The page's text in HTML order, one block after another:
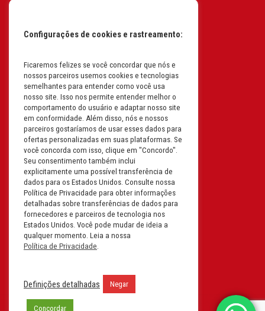
I.E: 382.096.357.1147
Filial: Av. Odila Chaves Rodrigues,
1277
Parque industrial RM - Condomínio
Therapark - Jundiaí - São Paulo
CEP: 13.213-087 | CNPJ:
61.193.496/0018-08
I.E: 407.642.800.114
Filial: Rua em Projeto G, 728 – Letra A
B C D
Tabuleiro do Martins – Maceió -
Alagoas
CEP. 57081-036 | CNPJ:
61.193.496/0014-76
Filial: Mavalerio, USA Inc.
11990 N Lakeridge Pkwy
Configurações de cookies e rastreamento:
Ficaremos felizes se você concordar que nós e
nossos parceiros usemos cookies e tecnologias
semelhantes para entender como você usa
nosso site. Isso nos permite entender melhor o
comportamento do usuário e adaptar nosso site
em conformidade. Além disso, nós e nossos
parceiros gostaríamos de usar esses dados para
ofertas personalizadas em suas plataformas. Se
você concorda com isso, clique em "Concordo".
Seu consentimento também inclui
explicitamente uma possível transferência de
dados para os Estados Unidos. Consulte nossa
Política de Privacidade para obter informações
detalhadas sobre transferências de dados para
fornecedores e parceiros de tecnologia nos
Estados Unidos. Você pode mudar de ideia a
qualquer momento. Leia a nossa
Política de Privacidade.
Definições detalhadas Negar
Concordar